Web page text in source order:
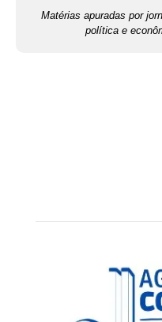
Matérias apuradas por
política e